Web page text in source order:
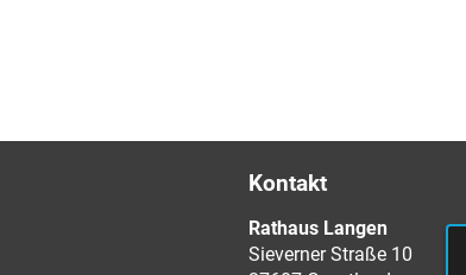
Kontakt
Rathaus Langen
Sieverner Straße 10